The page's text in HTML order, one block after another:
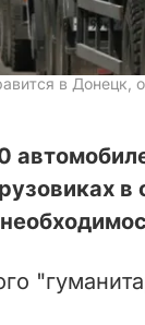
в Донецк,